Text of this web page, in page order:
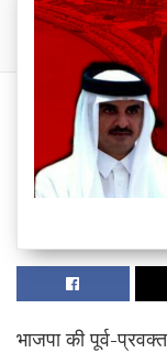
भाजपा की पूर्व-